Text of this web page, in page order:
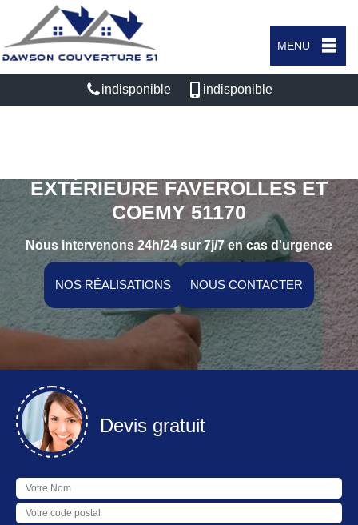
MENU
indisponible indisponible
EXTÉRIEURE FAVEROLLES ET
COEMY 51170
Nous intervenons 24h/24 sur 7j/7 en cas d'urgence
NOS RÉALISATIONS NOUS CONTACTER
Devis gratuit